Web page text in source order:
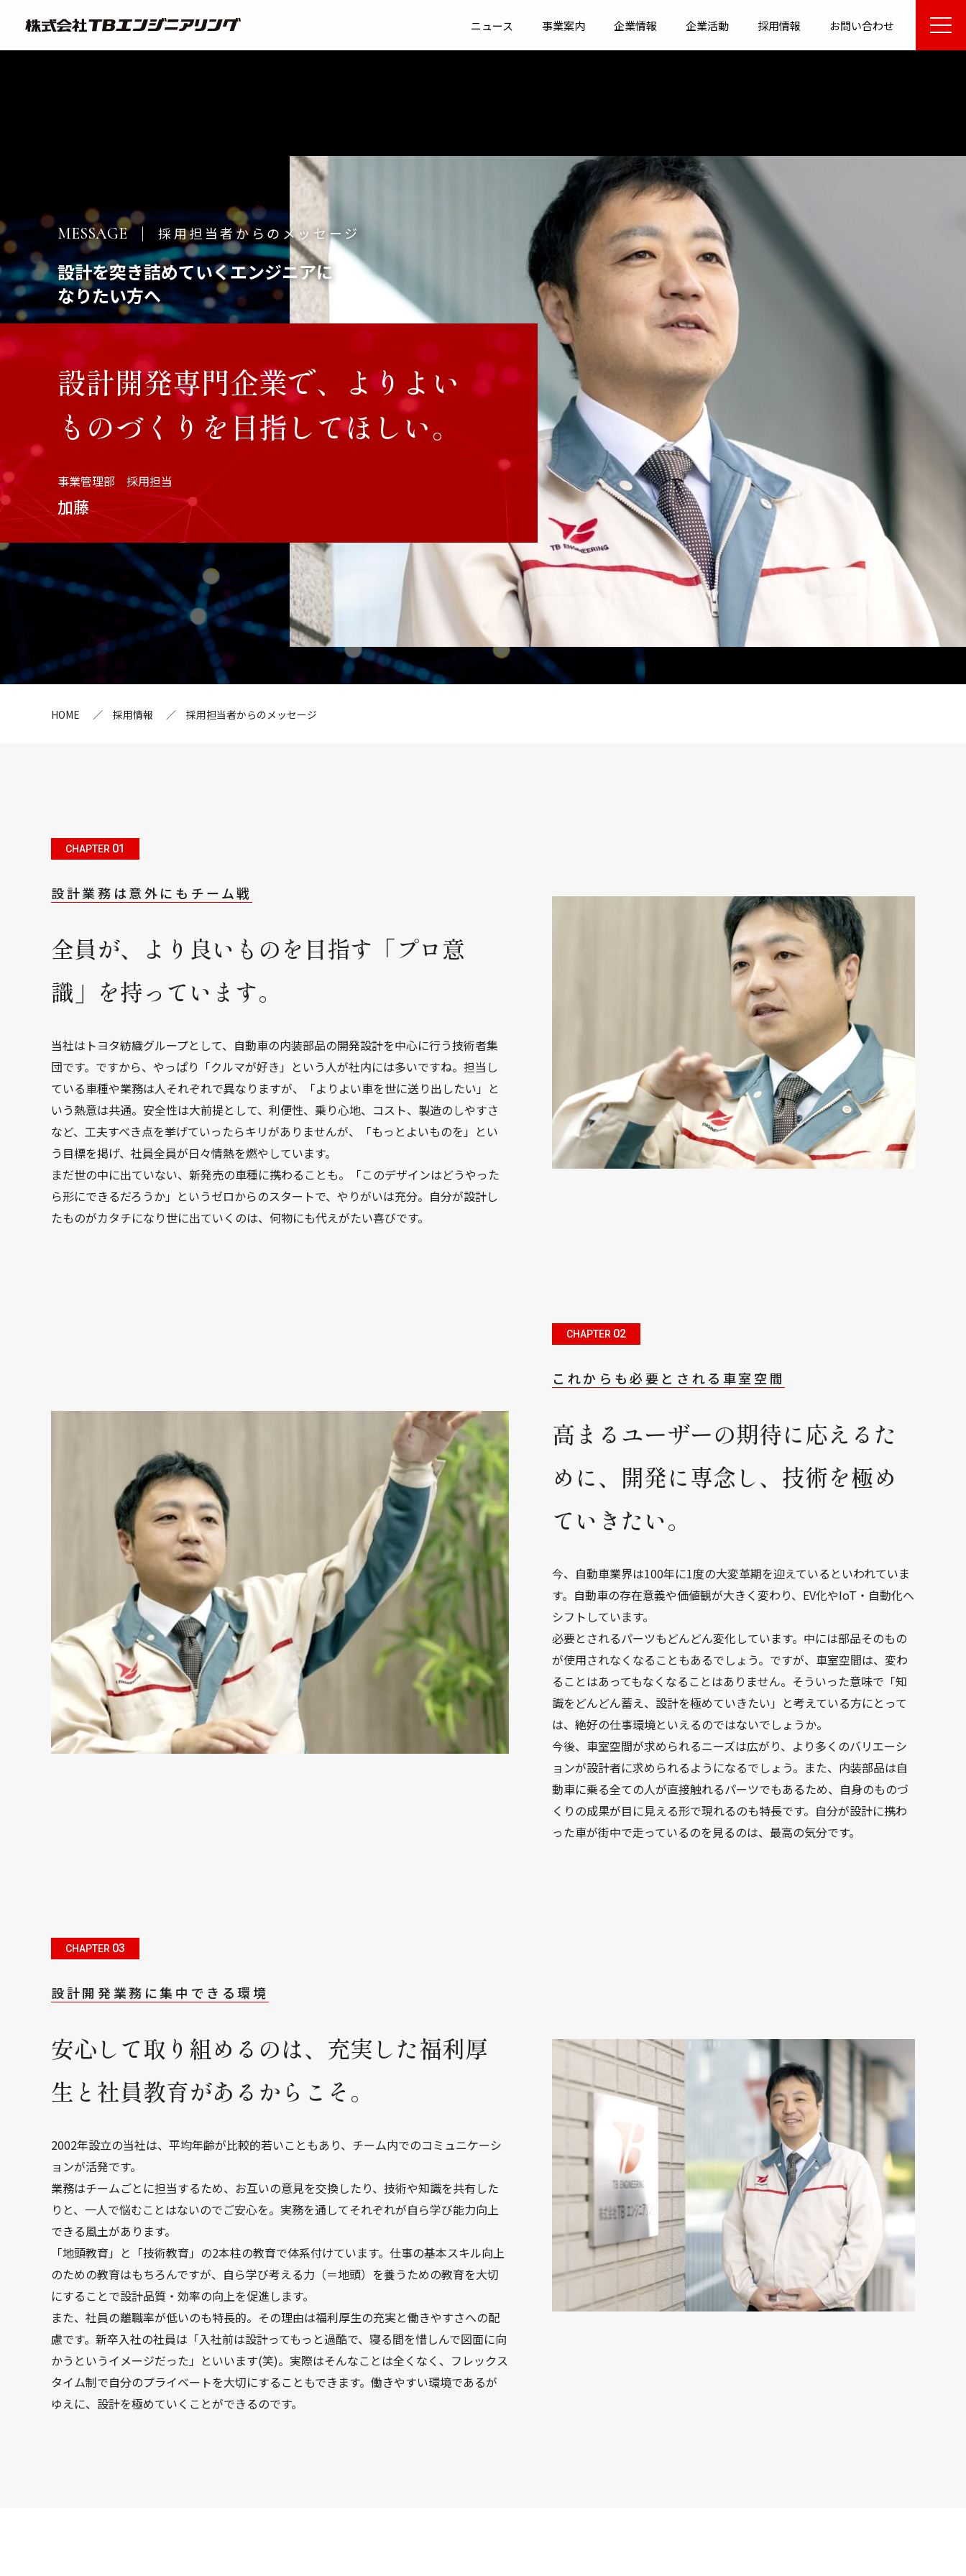
T
B
グ
ニュース 事業案内 企業情報 企業活動 採用情報 お問い合わせ
MESSAGE 採用担当者からのメッセージ
設計を突き詰めていくエンジニアに
なりたい方へ
設計開発専門企業で、よりよい
ものづくりを目指してほしい。
事業管理部 採用担当
加藤
HOME 採用情報 採用担当者からのメッセージ
CHAPTER 01
設計業務は意外にもチーム戦
全員が、より良いものを目指す「プロ意
識」を持っています。
当社はトヨタ紡織グループとして、自動車の内装部品の開発設計を中心に行う技術者集
団です。ですから、やっぱり「クルマが好き」という人が社内には多いですね。担当し
ている車種や業務は人それぞれで異なりますが、「よりよい車を世に送り出したい」と
いう熱意は共通。安全性は大前提として、利便性、乗り心地、コスト、製造のしやすさ
など、工夫すべき点を挙げていったらキリがありませんが、「もっとよいものを」とい
う目標を掲げ、社員全員が日々情熱を燃やしています。
まだ世の中に出ていない、新発売の車種に携わることも。「このデザインはどうやった
ら形にできるだろうか」というゼロからのスタートで、やりがいは充分。自分が設計し
たものがカタチになり世に出ていくのは、何物にも代えがたい喜びです。
CHAPTER 02
これからも必要とされる車室空間
高まるユーザーの期待に応えるた
めに、開発に専念し、技術を極め
ていきたい。
今、自動車業界は100年に1度の大変革期を迎えているといわれていま
す。自動車の存在意義や価値観が大きく変わり、EV化やIoT・自動化へ
シフトしています。
必要とされるパーツもどんどん変化しています。中には部品そのもの
が使用されなくなることもあるでしょう。ですが、車室空間は、変わ
ることはあってもなくなることはありません。そういった意味で「知
識をどんどん蓄え、設計を極めていきたい」と考えている方にとって
は、絶好の仕事環境といえるのではないでしょうか。
今後、車室空間が求められるニーズは広がり、より多くのバリエーシ
ョンが設計者に求められるようになるでしょう。また、内装部品は自
動車に乗る全ての人が直接触れるパーツでもあるため、自身のものづ
くりの成果が目に見える形で現れるのも特長です。自分が設計に携わ
った車が街中で走っているのを見るのは、最高の気分です。
CHAPTER 03
設計開発業務に集中できる環境
安心して取り組めるのは、充実した福利厚
生と社員教育があるからこそ。
2002年設立の当社は、平均年齢が比較的若いこともあり、チーム内でのコミュニケーシ
ョンが活発です。
業務はチームごとに担当するため、お互いの意見を交換したり、技術や知識を共有した
りと、一人で悩むことはないのでご安心を。実務を通してそれぞれが自ら学び能力向上
できる風土があります。
「地頭教育」と「技術教育」の2本柱の教育で体系付けています。仕事の基本スキル向上
のための教育はもちろんですが、自ら学び考える力（＝地頭）を養うための教育を大切
にすることで設計品質・効率の向上を促進します。
また、社員の離職率が低いのも特長的。その理由は福利厚生の充実と働きやすさへの配
慮です。新卒入社の社員は「入社前は設計ってもっと過酷で、寝る間を惜しんで図面に向
かうというイメージだった」といいます(笑)。実際はそんなことは全くなく、フレックス
タイム制で自分のプライベートを大切にすることもできます。働きやすい環境であるが
ゆえに、設計を極めていくことができるのです。